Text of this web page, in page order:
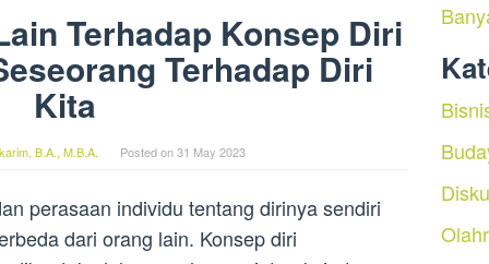
Terhadap Konsep Diri
Terhadap Diri
Kita
B.A., M.B.A. Posted on31 May 2023
perasaan individu tentang dirinya sendiri
dari orang lain. Konsep diri